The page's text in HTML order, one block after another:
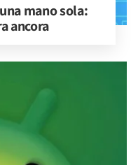
mano sola:
ancora